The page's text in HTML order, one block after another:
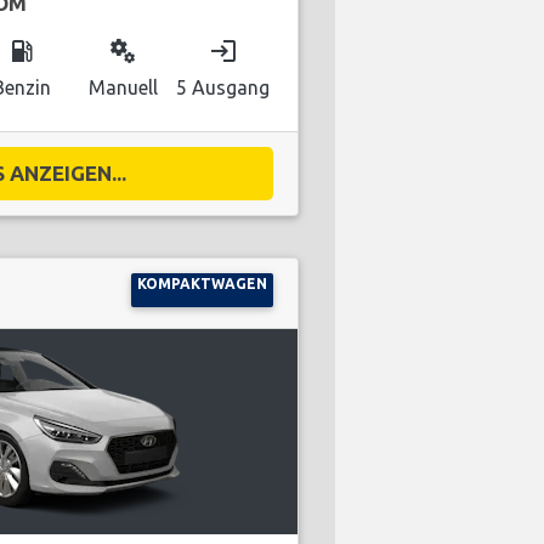
local_gas_station miscellaneous_services
Manuell
login
5 Ausgang
ANZEIGEN...
KOMPAKTWAGEN